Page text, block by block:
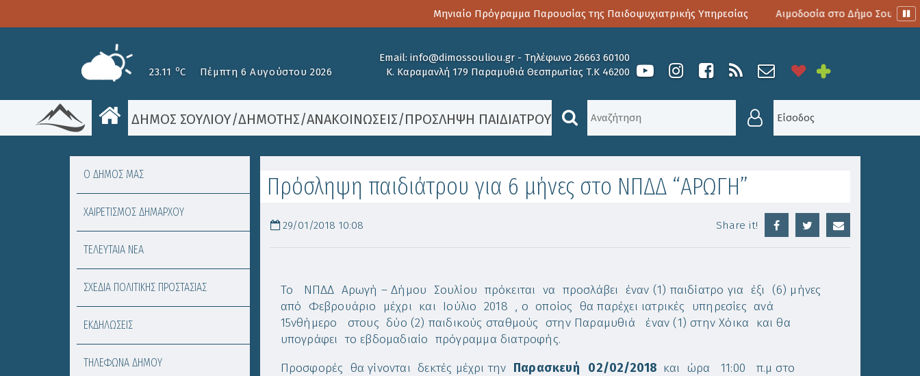
Μηνιαίο Πρόγραμμα Παρουσίας της Παιδοψυχιατρικής Υπηρεσίας Αιμοδοσία στο Δήμο Σουλίου
23.11 oC Πέμπτη 6 Αυγούστου 2026
Email: info@dimossouliou.gr - Τηλέφωνο 26663 60100
Κ. Καραμανλή 179 Παραμυθιά Θεσπρωτίας Τ.Κ 46200
ΔΗΜΟΣ ΣΟΥΛΙΟΥ/ΔΗΜΟΤΗΣ/ΑΝΑΚΟΙΝΏΣΕΙΣ/ΠΡΌΣΛΗΨΗ ΠΑΙΔΙΆΤΡΟΥ ΓΙΑ 6 ΜΉΝΕΣ ΣΤΟ ΝΠΔΔ “ΑΡΩΓΗ” Είσοδος
Πρόσληψη παιδιάτρου για 6 μήνες στο ΝΠΔΔ “ΑΡΩΓΗ”
29/01/2018 10:08 Share it!
Το ΝΠΔΔ Αρωγή – Δήμου Σουλίου πρόκειται να προσλάβει έναν (1) παιδίατρο για έξι (6) μήνες
από Φεβρουάριο μέχρι και Ιούλιο 2018 , ο οποίος θα παρέχει ιατρικές υπηρεσίες ανά
15νθήμερο στους δύο (2) παιδικούς σταθμούς στην Παραμυθιά έναν (1) στην Χόικα και θα
υπογράφει το εβδομαδιαίο πρόγραμμα διατροφής.
Προσφορές θα γίνονται δεκτές μέχρι την Παρασκευή 02/02/2018 και ώρα 11:00 π.μ στο
Ο ΔΗΜΟΣ ΜΑΣ
ΧΑΙΡΕΤΙΣΜΟΣ ΔΗΜΑΡΧΟΥ
ΤΕΛΕΥΤΑΙΑ ΝΕΑ
ΣΧΕΔΙΑ ΠΟΛΙΤΙΚΗΣ ΠΡΟΣΤΑΣΙΑΣ
ΕΚΔΗΛΩΣΕΙΣ
ΤΗΛΕΦΩΝΑ ΔΗΜΟΥ